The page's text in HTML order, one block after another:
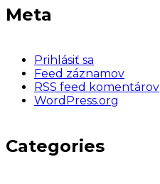
Meta
Prihlásiť sa
Feed záznamov
RSS feed komentárov
WordPress.org
Categories